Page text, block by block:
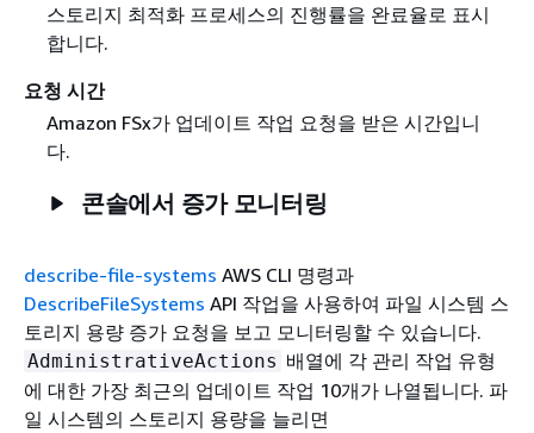
스토리지 최적화 프로세스의 진행률을 완료율로 표시
합니다.
요청 시간
Amazon FSx가 업데이트 작업 요청을 받은 시간입니
다.
콘솔에서 증가 모니터링
describe-file-systems AWS CLI 명령과
DescribeFileSystems API 작업을 사용하여 파일 시스템 스
토리지 용량 증가 요청을 보고 모니터링할 수 있습니다.
AdministrativeActions 배열에 각 관리 작업 유형
에 대한 가장 최근의 업데이트 작업 10개가 나열됩니다. 파
일 시스템의 스토리지 용량을 늘리면